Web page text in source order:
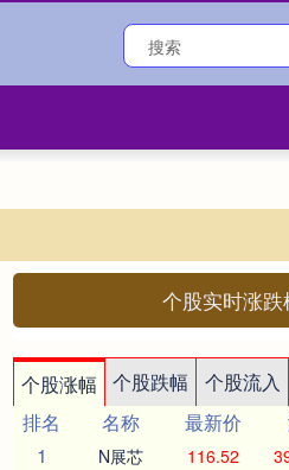
个股实时涨跌
个股涨幅 个股跌幅 个股流入
排名
名称 最新价
1
N展芯 116.52